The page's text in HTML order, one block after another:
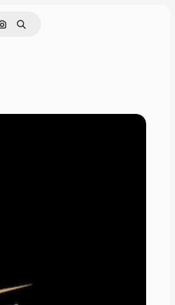
Pesquisar por imagem
Buscar